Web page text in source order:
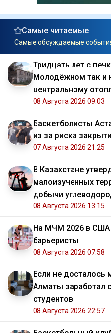
Самые читаемые
Самые обсуждаемые
Тридцать лет с
Молодёжном так и
центральному
08 Августа 2026 09:03
Баскетболисты
из за риска
07 Августа 2026 21:25
В Казахстане
малоизученных
добычи
08 Августа 2026 13:15
На МЧМ 2026 в США
барьеристы
08 Августа 2026 07:58
Если не досталось
Алматы заработал
студентов
08 Августа 2026 22:57